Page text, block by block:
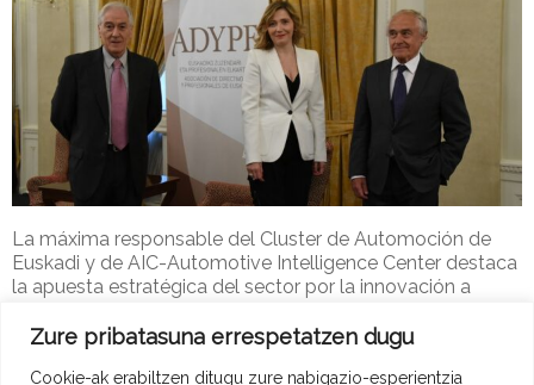
Zure pribatasuna errespetatzen dugu
Cookie-ak erabiltzen ditugu zure nabigazio-esperientzia
La máxima responsable del Cluster de Automoción de
Euskadi y de AIC-Automotive Intelligence Center destaca
la apuesta estratégica del sector por la innovación a
Adype-2 21 de ekaina de 2018 ADYPE Berriak